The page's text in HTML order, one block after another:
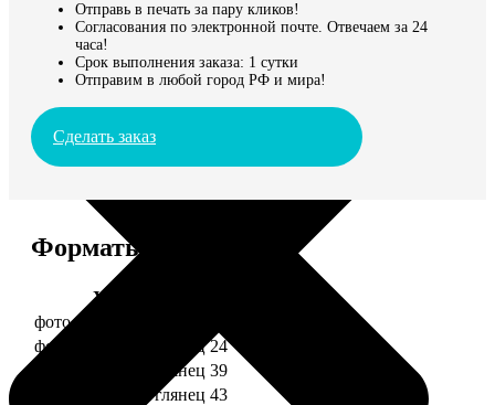
Отправь в печать за пару кликов!
Согласования по электронной почте. Отвечаем за 24
часа!
Срок выполнения заказа: 1 сутки
Отправим в любой город РФ и мира!
Сделать заказ
Форматы и цены
Услуга
фото 10х10 мат/глянец
фото 10х15 мат/глянец 24
фото 13х18 мат/глянец 39
фото 15х15 мат/глянец 43